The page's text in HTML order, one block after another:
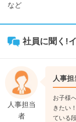
など
社員に聞く!
人事担当
者
人事
お子様
きたい
ている